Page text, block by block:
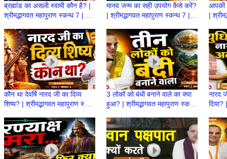
ब्रह्मांड का असली स्वामी कौन है? |
श्रीमद्भागवत महापुराण स्कन्ध 7 | BP
Prabhu
मानव जन्म का सही उपयोग कैसे करें?
| श्रीमद्भागवत महापुराण स्कन्ध 7 |
Prabhu
आपकी
|
कौन था देवर्षि नारद जी का दिव्य
शिष्य? | श्रीमद्भागवत महापुराण स्कन्ध
Mukund Prabhu
3 लोकों को बंधी बनाने वाले का क्या
हुआ? | श्रीमद्भागवत महापुराण स्कन्ध
Prabhu
नारद
दिया?